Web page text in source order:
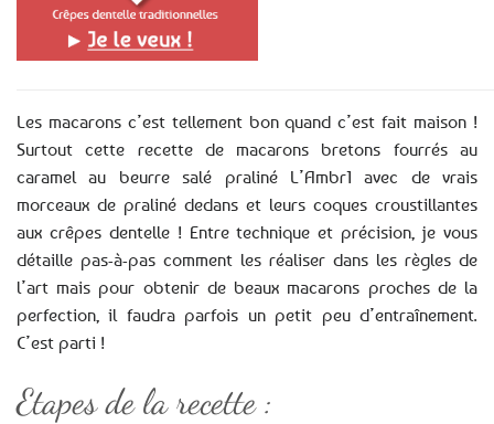
Les macarons c’est tellement bon quand c’est fait maison !
Surtout cette recette de macarons bretons fourrés au
caramel au beurre salé praliné L’Ambr1 avec de vrais
morceaux de praliné dedans et leurs coques croustillantes
aux crêpes dentelle ! Entre technique et précision, je vous
détaille pas-à-pas comment les réaliser dans les règles de
l’art mais pour obtenir de beaux macarons proches de la
perfection, il faudra parfois un petit peu d’entraînement.
C’est parti !
Etapes de la recette :